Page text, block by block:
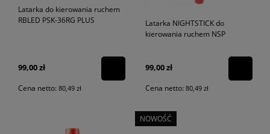
Latarka do kierowania ruchem
RBLED PSK-36RG PLUS
99,00 zł
Cena netto: 80,49 zł
Latarka NIGHTSTICK do
kierowania ruchem NSP
99,00 zł
Cena netto: 80,49 zł
NOWOŚĆ